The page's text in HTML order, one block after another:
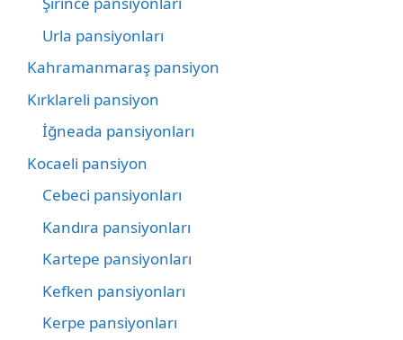
Urla pansiyonları
Kahramanmaraş pansiyon
Kırklareli pansiyon
İğneada pansiyonları
Kocaeli pansiyon
Cebeci pansiyonları
Kandıra pansiyonları
Kartepe pansiyonları
Kefken pansiyonları
Kerpe pansiyonları